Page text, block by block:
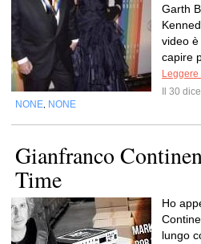
Garth
video
capire
Il 30
NONE NONE
Gianfranco
Time
Ho
lungo